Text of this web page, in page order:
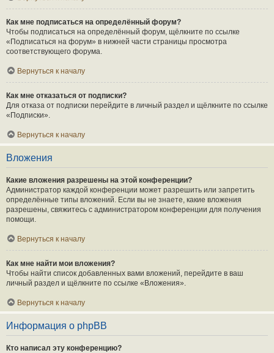
Как мне подписаться на определённый форум?
Чтобы подписаться на определённый форум, щёлкните по ссылке
«Подписаться на форум» в нижней части страницы просмотра
соответствующего форума.
Вернуться к началу
Как мне отказаться от подписки?
Для отказа от подписки перейдите в личный раздел и щёлкните по ссылке
«Подписки».
Вернуться к началу
Вложения
Какие вложения разрешены на этой конференции?
Администратор каждой конференции может разрешить или запретить
определённые типы вложений. Если вы не знаете, какие вложения
разрешены, свяжитесь с администратором конференции для получения
помощи.
Вернуться к началу
Как мне найти мои вложения?
Чтобы найти список добавленных вами вложений, перейдите в ваш
личный раздел и щёлкните по ссылке «Вложения».
Вернуться к началу
Информация о phpBB
Кто написал эту конференцию?